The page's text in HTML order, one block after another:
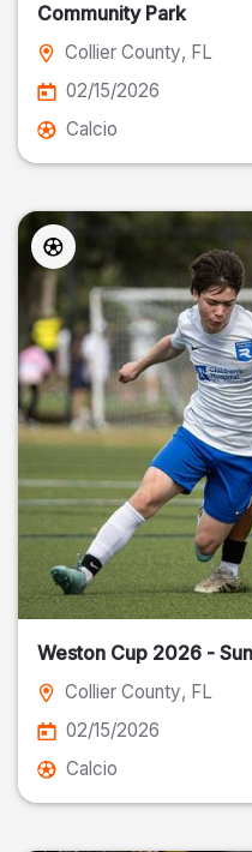
Community Park
Collier County, FL
02/15/2026
Calcio
Collier County, FL
02/15/2026
Calcio